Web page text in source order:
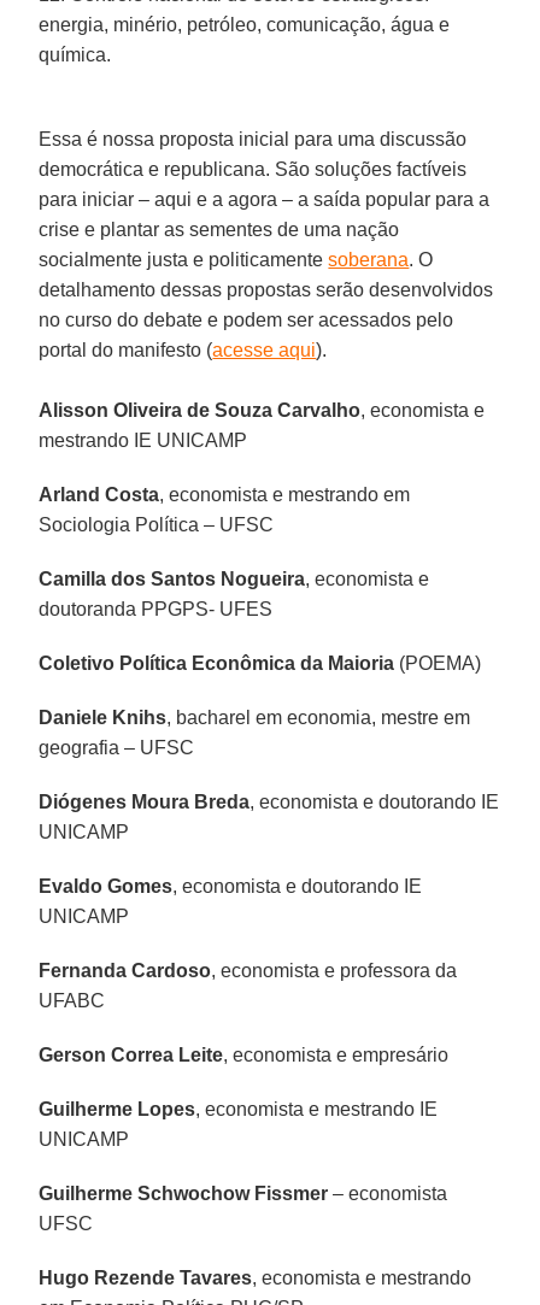
energia, minério, petróleo, comunicação, água e
química.
Essa é nossa proposta inicial para uma discussão
democrática e republicana. São soluções factíveis
para iniciar – aqui e a agora – a saída popular para a
crise e plantar as sementes de uma nação
socialmente justa e politicamentesoberana. O
detalhamento dessas propostas serão desenvolvidos
no curso do debate e podem ser acessados pelo
portal do manifesto (acesse aqui).
Alisson Oliveira de Souza Carvalho, economista e
mestrando IE UNICAMP
Arland Costa, economista e mestrando em
Sociologia Política – UFSC
Camilla dos Santos Nogueira, economista e
doutoranda PPGPS- UFES
Coletivo Política Econômica da Maioria (POEMA)
Daniele Knihs, bacharel em economia, mestre em
geografia – UFSC
Diógenes Moura Breda, economista e doutorando IE
UNICAMP
Evaldo Gomes, economista e doutorando IE
UNICAMP
Fernanda Cardoso, economista e professora da
UFABC
Gerson Correa Leite, economista e empresário
Guilherme Lopes, economista e mestrando IE
UNICAMP
Guilherme Schwochow Fissmer – economista
UFSC
Hugo Rezende Tavares, economista e mestrando